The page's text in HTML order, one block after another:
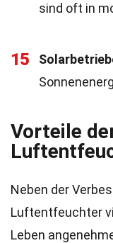
sind oft in
15
Vorteile
Neben der
Luftentfeuchter
Leben